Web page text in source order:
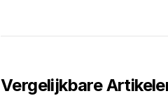
Vergelijkbare